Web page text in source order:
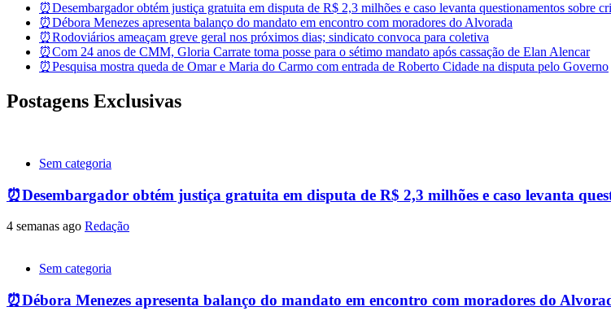
⏰Desembargador obtém justiça gratuita em disputa de R$ 2,3 milhões e caso levanta questionamentos sobre
⏰Débora Menezes apresenta balanço do mandato em encontro com moradores do Alvorada
⏰Rodoviários ameaçam greve geral nos próximos dias; sindicato convoca para coletiva
⏰Com 24 anos de CMM, Gloria Carrate toma posse para o sétimo mandato após cassação de Elan Alencar
⏰Pesquisa mostra queda de Omar e Maria do Carmo com entrada de Roberto Cidade na disputa pelo Governo
Postagens Exclusivas
Sem categoria
⏰Desembargador obtém justiça gratuita em disputa de R$ 2,3 milhões e caso levanta
4 semanas ago Redação
Sem categoria
⏰Débora Menezes apresenta balanço do mandato em encontro com moradores do